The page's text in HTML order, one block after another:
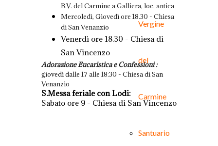
Vergine
del
Carmine
Santuario
B.V. del Carmine a Galliera, loc. antica
Mercoledì, Giovedì ore 18.30 - Chiesa
di San Venanzio
Venerdì ore 18.30 - Chiesa di
San Vincenzo
Adorazione Eucaristica e Confessioni :
giovedì dalle 17 alle 18:30 - Chiesa di San
Venanzio
S.Messa feriale con Lodi:
Sabato ore 9 - Chiesa di San Vincenzo